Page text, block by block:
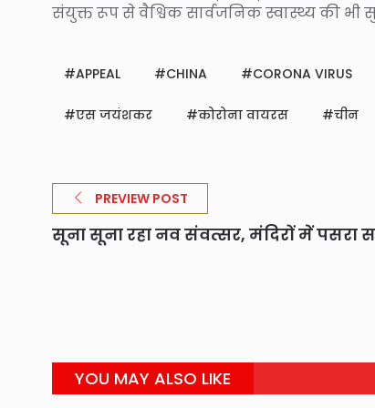
संयुक्त रूप से वैश्विक सार्वजनिक स्वास्थ्य की भी
APPEAL CHINA CORONA VIRUS
एस जयंशकर कोरोना वायरस चीन
PREVIEW POST
सूना सूना रहा नव संवत्सर, मंदिरों में पसरा
YOU MAY ALSO LIKE